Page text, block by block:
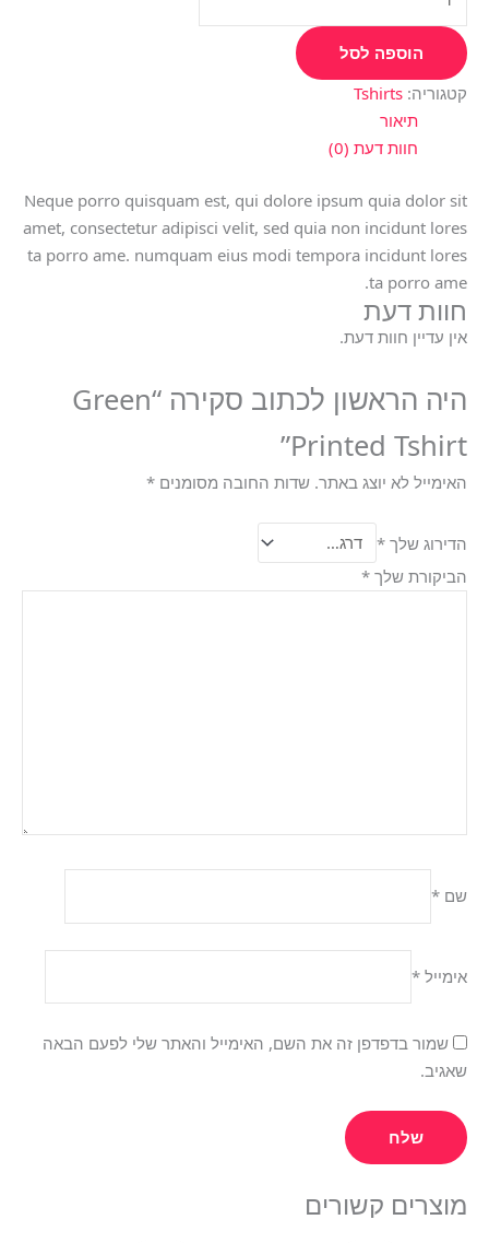
הוספה לסל
קטגוריה: Tshirts
תיאור
חוות דעת (0)
Neque porro quisquam est, qui dolore ipsum quia dolor sit
amet, consectetur adipisci velit, sed quia non incidunt lores
ta porro ame. numquam eius modi tempora incidunt lores
ta porro ame.
חוות דעת
אין עדיין חוות דעת.
היה הראשון לכתוב סקירה “Green
Printed Tshirt”
האימייל לא יוצג באתר. שדות החובה מסומנים *
הדירוג שלך *
הביקורת שלך *
שם *
אימייל *
שמור בדפדפן זה את השם, האימייל והאתר שלי לפעם הבאה
שאגיב.
מוצרים קשורים